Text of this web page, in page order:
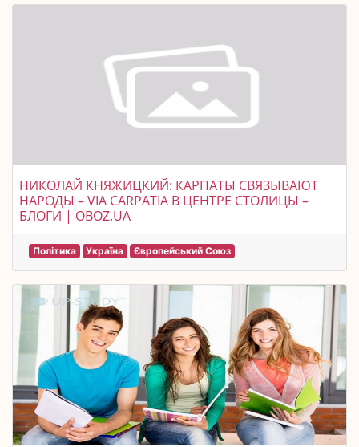
НИКОЛАЙ КНЯЖИЦКИЙ: КАРПАТЫ СВЯЗЫВАЮТ
НАРОДЫ – VIA CARPATIA В ЦЕНТРЕ СТОЛИЦЫ –
БЛОГИ | OBOZ.UA
Політика Україна Європейський Союз